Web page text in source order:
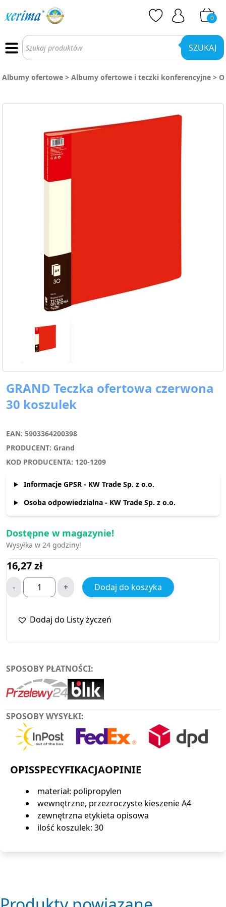
0
Wyszukiwarka
produktów SZUKAJ
Albumy ofertowe > Albumy ofertowe i teczki konferencyjne >
GRAND Teczka ofertowa czerwona
30 koszulek
EAN: 5903364200398
PRODUCENT: Grand
KOD PRODUCENTA: 120-1209
Informacje GPSR - KW Trade Sp. z o.o.
Osoba odpowiedzialna - KW Trade Sp. z o.o.
Dostępne w magazynie!
Wysyłka w 24 godziny!
16,27zł
- + Dodaj do koszyka
Dodaj do Listy życzeń
SPOSOBY PŁATNOŚCI:
SPOSOBY WYSYŁKI:
OPISSPECYFIKACJAOPINIE
materiał: polipropylen
wewnętrzne, przezroczyste kieszenie A4
zewnętrzna etykieta opisowa
ilość koszulek: 30